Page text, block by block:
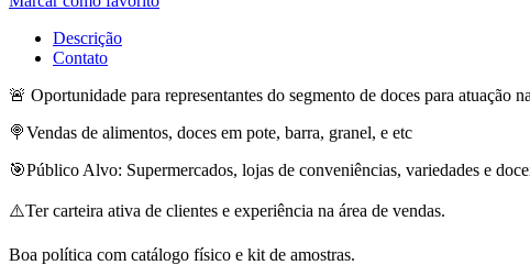
Descrição
Contato
🚨 Oportunidade para representantes do segmento de doces para atuação
🍭Vendas de alimentos, doces em pote, barra, granel, e etc
🎯Público Alvo: Supermercados, lojas de conveniências, variedades e
⚠️Ter carteira ativa de clientes e experiência na área de vendas.
Boa política com catálogo físico e kit de amostras.